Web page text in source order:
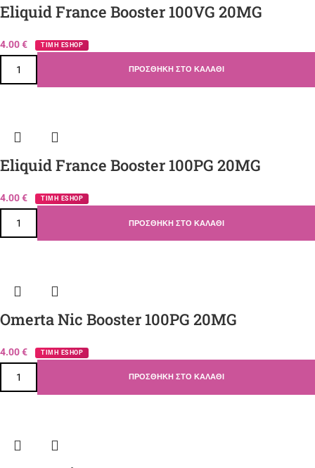
Eliquid France Booster 100VG 20MG
4.00€ ΤΙΜΗ ESHOP
ΠΡΟΣΘΉΚΗ ΣΤΟ ΚΑΛΆΘΙ
Eliquid France Booster 100PG 20MG
4.00€ ΤΙΜΗ ESHOP
ΠΡΟΣΘΉΚΗ ΣΤΟ ΚΑΛΆΘΙ
Omerta Nic Booster 100PG 20MG
4.00€ ΤΙΜΗ ESHOP
ΠΡΟΣΘΉΚΗ ΣΤΟ ΚΑΛΆΘΙ